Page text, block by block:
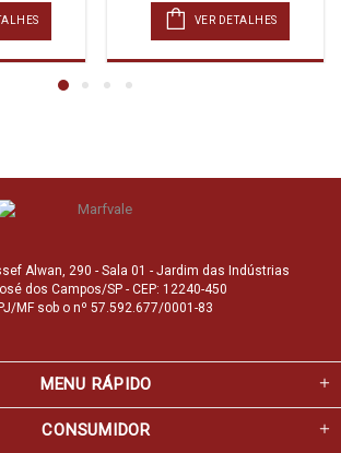
VER DETALHES
Alwan, 290 - Sala 01 - Jardim das Indústrias
dos Campos/SP - CEP: 12240-450
MF sob o nº 57.592.677/0001-83
MENU RÁPIDO
CONSUMIDOR